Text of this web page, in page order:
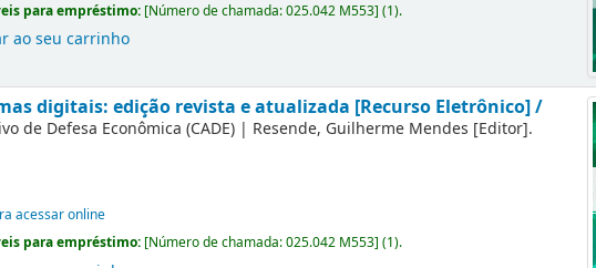
para empréstimo: [Número de chamada:025.042 M553](1).
ao seu carrinho
digitais: edição revista e atualizada [Recurso Eletrônico] /
de Defesa Econômica (CADE) | Resende, Guilherme Mendes [Editor].
acessar online
para empréstimo: [Número de chamada:025.042 M553](1).